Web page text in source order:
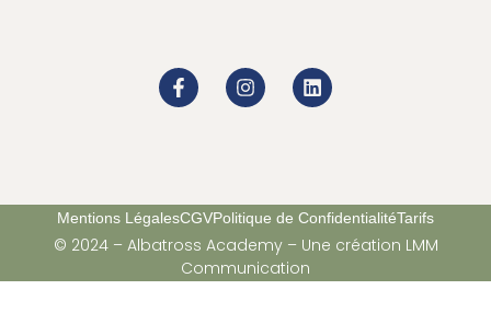
Mentions LégalesCGVPolitique de ConfidentialitéTarifs
© 2024 – Albatross Academy – Une création LMM
Communication